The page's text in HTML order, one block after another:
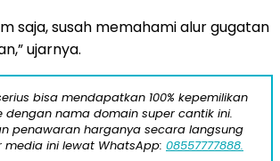
saja, susah memahami alur gugatan
ujarnya.
bisa mendapatkan 100% kepemilikan
dengan nama domain super cantik ini.
penawaran harganya secara langsung
ini lewat WhatsApp: 08557777888.